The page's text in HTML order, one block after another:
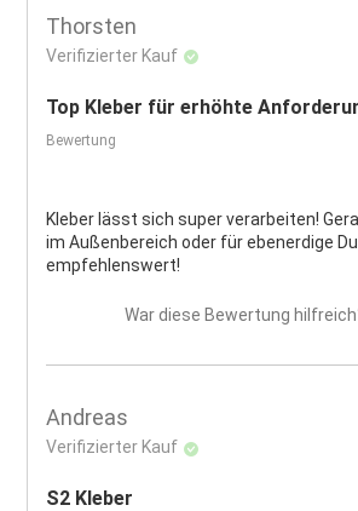
Thorsten
Verifizierter Kauf
Top Kleber für erhöhte
Bewertung
Kleber lässt sich super verarbeiten!
im Außenbereich oder für ebenerdige
empfehlenswert!
War diese Bewertung
Andreas
Verifizierter Kauf
S2 Kleber